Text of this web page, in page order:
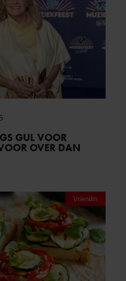
GUL VOOR
OVER DAN
Vriendin